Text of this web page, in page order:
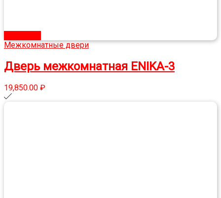
Межкомнатные двери
Дверь межкомнатная ENIKA-3
19,850.00 ₽